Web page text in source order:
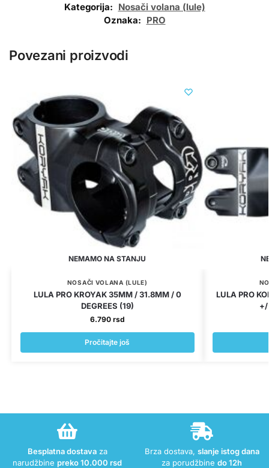
Kategorija: Nosači volana (lule)
Oznaka: PRO
Povezani proizvodi
NEMAMO NA STANJU
NOSAČI VOLANA (LULE)
LULA PRO KROYAK 35MM / 31.8MM / 0
DEGREES (19)
6.790 rsd
Pročitajte još
LULA PRO
Besplatna dostavaza
narudžbine preko 10.000 rsd
Brza dostava, slanje istog dana
za porudžbine do 12h